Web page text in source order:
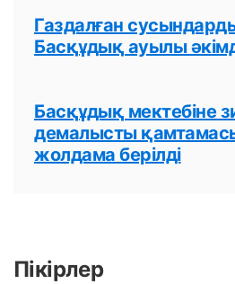
Газдалған
Басқұдық ауылы
Басқұдық мектебіне
демалысты
жолдама берілді
Пікірлер